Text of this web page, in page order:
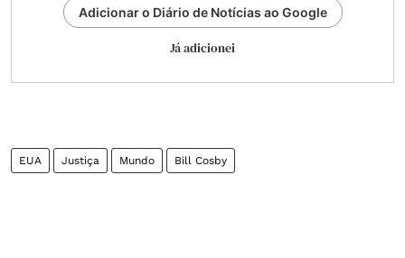
Adicionar o Diário de Notícias ao Google
Já adicionei
EUA Justiça Mundo Bill Cosby